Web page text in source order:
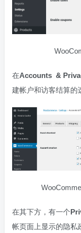
在Accounts &
建帐户和访客结算的
在其下方，有一个
帐页面上显示的隐私